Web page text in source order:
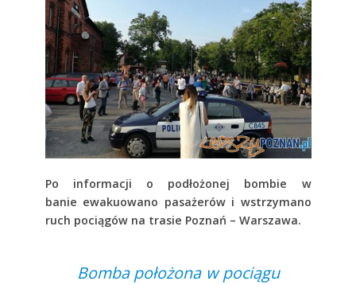
Po informacji o podłożonej bombie w
banie ewakuowano pasażerów i wstrzymano
ruch pociągów na trasie Poznań – Warszawa.
Bomba położona w pociągu